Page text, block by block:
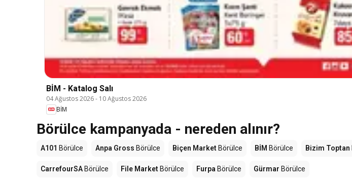
BİM - Katalog Salı
04 Ağustos 2026- 10 Ağustos 2026
BİM
Börülce kampanyada - nereden alınır?
A101 Börülce Anpa Gross Börülce Biçen Market Börülce BİM Börülce Bizim Toptan
CarrefourSA Börülce File Market Börülce Furpa Börülce Gürmar Börülce